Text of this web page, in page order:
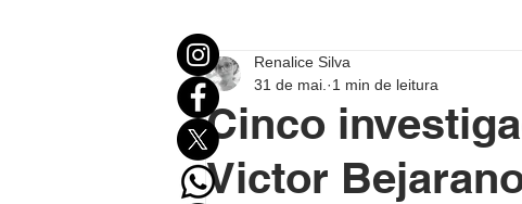
Mundo Eleições
Destaque
Cinco
Victor
Renalice Silva
31 de mai.
1 min de leitura